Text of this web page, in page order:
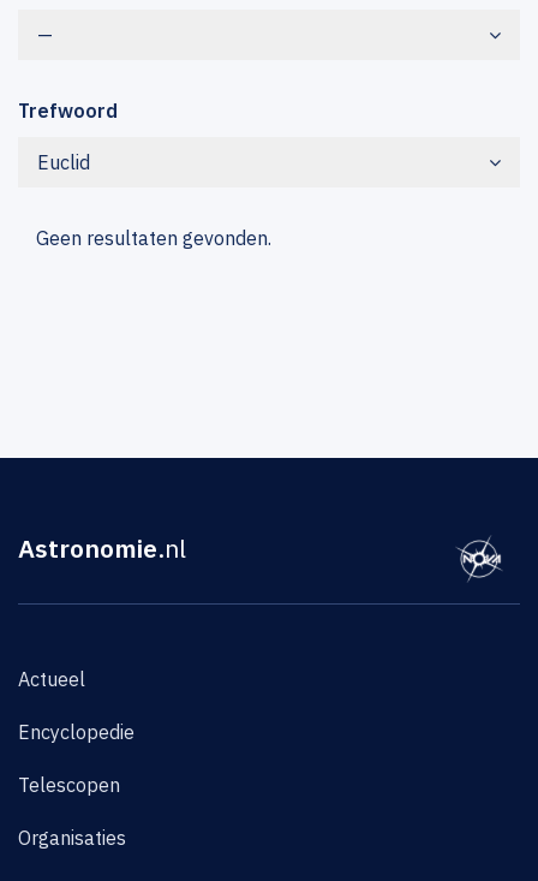
—
Trefwoord
Euclid
Geen resultaten gevonden.
Astronomie.nl
Actueel
Encyclopedie
Telescopen
Organisaties